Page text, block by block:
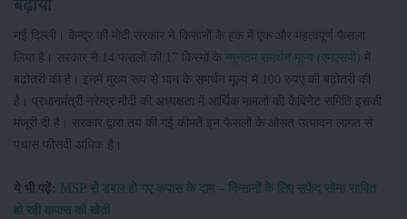
नई दिल्ली। केन्द्र की मोदी सरकार ने किसानों के हक में एक और महत्वपूर्ण फैसला
लिया है। सरकार ने 14 फसलों की 17 किस्मों के न्यूनतम समर्थन मूल्य (एमएसपी) में
बढ़ोतरी की है। इनमें मुख्य रूप से धान के समर्थन मूल्य में 100 रुपए की बढ़ोतरी की
है। प्रधानमंत्री नरेन्द्र मोदी की अध्यक्षता में आर्थिक मामलों की कैबिनेट समिति इसकी
मंजूरी दी है। सरकार द्वारा तय की गई कीमतें इन फैसलों के औसत उत्पादन लागत से
पचास फीसदी अधिक है।
ये भी पढ़ें:
MSP से डबल हो गए कपास के दाम – किसानों के लिए सफेद सोना साबित
हो रही कपास की खेती